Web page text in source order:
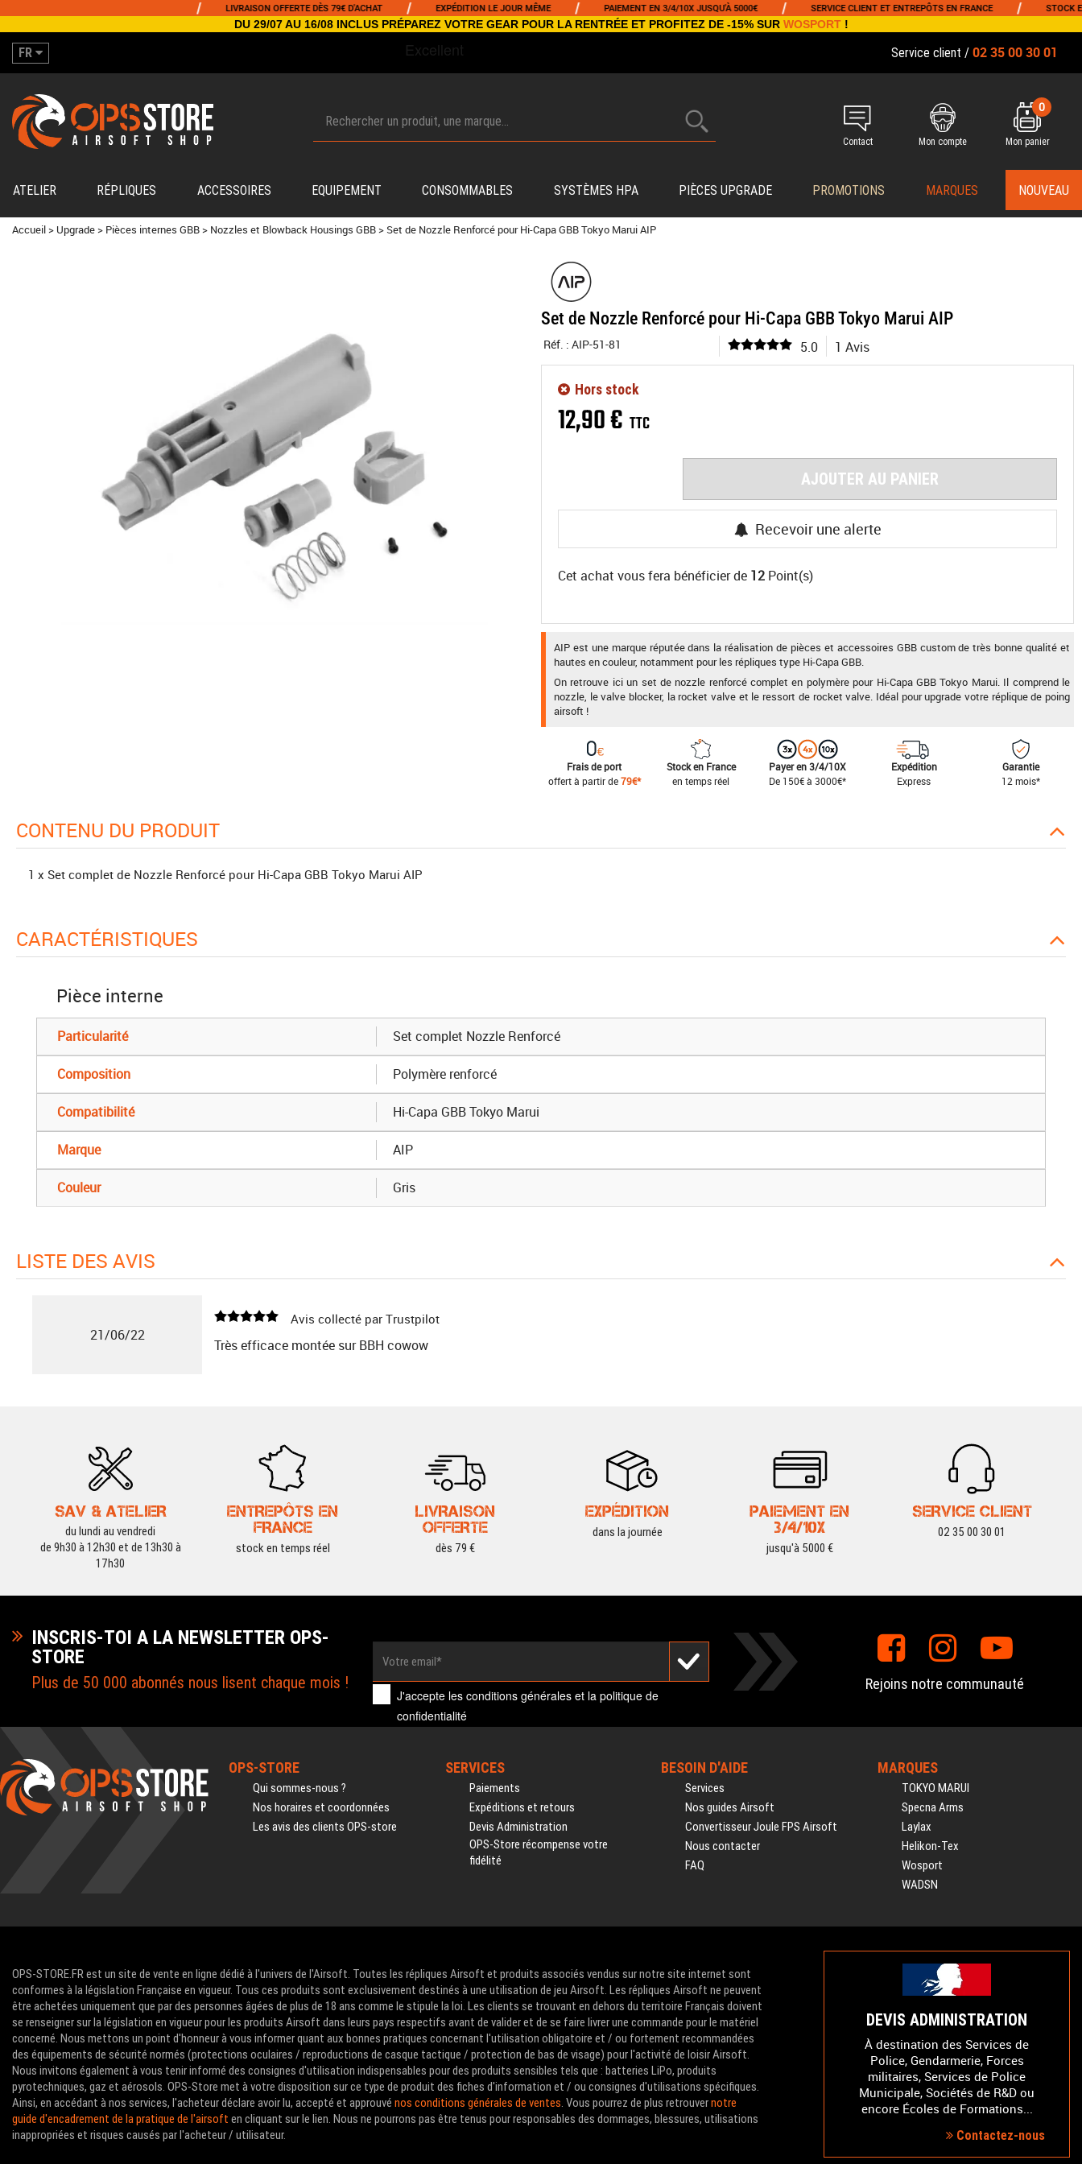
LIVRAISON OFFERTE DÈS 79€ D'ACHAT EXPÉDITION LE JOUR MÊME PAIEMENT EN 3/4/10X JUSQU'À 5000€ SERVICE CLIENT ET ENTREPÔTS EN FRANCE STOCK EN
DU 29/07 AU 16/08 INCLUS PRÉPAREZ VOTRE GEAR POUR LA RENTRÉE ET PROFITEZ DE -15% SUR WOSPORT!
FR Service client / 02 35 00 30 01
Contact Mon compte
0
Mon panier
ATELIER RÉPLIQUES ACCESSOIRES EQUIPEMENT CONSOMMABLES SYSTÈMES HPA PIÈCES UPGRADE PROMOTIONS MARQUES NOUVEAU
Accueil> Upgrade> Pièces internes GBB> Nozzles et Blowback Housings GBB> Set de Nozzle Renforcé pour Hi-Capa GBB Tokyo Marui AIP
Set de Nozzle Renforcé pour Hi-Capa GBB Tokyo Marui AIP
Réf. : AIP-51-81 5.0 1 Avis
12,90€ TTC
Hors stock
AJOUTER AU PANIER
Recevoir une alerte
Cet achat vous fera bénéficier de 12 Point(s)
AIP est une marque réputée dans la réalisation de pièces et accessoires GBB custom de très bonne qualité et
hautes en couleur, notamment pour les répliques type Hi-Capa GBB.
On retrouve ici un set de nozzle renforcé complet en polymère pour Hi-Capa GBB Tokyo Marui. Il comprend le
nozzle, le valve blocker, la rocket valve et le ressort de rocket valve. Idéal pour upgrade votre réplique de poing
airsoft !
Frais de port
offert à partir de79€*
Stock en France
en temps réel
Payer en 3/4/10X
De 150€ à 3000€*
Expédition
Express
Garantie
12 mois*
CONTENU DU PRODUIT
1 x Set complet de Nozzle Renforcé pour Hi-Capa GBB Tokyo Marui AIP
CARACTÉRISTIQUES
Pièce interne
Particularité Set complet Nozzle Renforcé
Composition Polymère renforcé
Compatibilité Hi-Capa GBB Tokyo Marui
Marque AIP
Couleur Gris
LISTE DES AVIS
21/06/22
Avis collecté par Trustpilot
Très efficace montée sur BBH cowow
SAV & ATELIER
du lundi au vendredi
de 9h30 à 12h30 et de 13h30 à
17h30
ENTREPÔTS EN
FRANCE
stock en temps réel
LIVRAISON
OFFERTE
dès 79 €
EXPÉDITION
dans la journée
PAIEMENT EN
3/4/10X
jusqu'à 5000 €
SERVICE CLIENT
02 35 00 30 01
INSCRIS-TOI A LA NEWSLETTER OPS-
STORE
Plus de 50 000 abonnés nous lisent chaque mois !
J'accepte lesconditions générales et lapolitique de
confidentialité
Rejoins notre communauté
OPS-STORE
Qui sommes-nous ?
Nos horaires et coordonnées
Les avis des clients OPS-store
SERVICES
Paiements
Expéditions et retours
Devis Administration
OPS-Store récompense votre
fidélité
BESOIN D'AIDE
Services
Nos guides Airsoft
Convertisseur Joule FPS Airsoft
Nous contacter
FAQ
MARQUES
TOKYO MARUI
Specna Arms
Laylax
Helikon-Tex
Wosport
WADSN
OPS-STORE.FR est un site de vente en ligne dédié à l'univers de l'Airsoft. Toutes les répliques Airsoft et produits associés vendus sur notre site internet sont
conformes à la législation Française en vigueur. Tous ces produits sont exclusivement destinés à une utilisation de jeu Airsoft. Les répliques Airsoft ne peuvent
être achetées uniquement que par des personnes âgées de plus de 18 ans comme le stipule la loi. Les clients se trouvant en dehors du territoire Français doivent
se renseigner sur la législation en vigueur pour les produits Airsoft dans leurs pays respectifs avant de valider et de se faire livrer une commande pour le matériel
concerné. Nous mettons un point d'honneur à vous informer quant aux bonnes pratiques concernant l'utilisation obligatoire et / ou fortement recommandées
des équipements de sécurité normés (protections oculaires / reproductions de casque tactique / protection de bas de visage) pour l'activité de loisir Airsoft.
Nous invitons également à vous tenir informé des consignes d'utilisation indispensables pour des produits sensibles tels que : batteries LiPo, produits
pyrotechniques, gaz et aérosols. OPS-Store met à votre disposition sur ce type de produit des fiches d'information et / ou consignes d'utilisations spécifiques.
Ainsi, en accédant à nos services, l'acheteur déclare avoir lu, accepté et approuvé nos conditions générales de ventes . Vous pourrez de plus retrouvernotre
guide d'encadrement de la pratique de l'airsoft en cliquant sur le lien. Nous ne pourrons pas être tenus pour responsables des dommages, blessures, utilisations
inappropriées et risques causés par l'acheteur / utilisateur.
DEVIS ADMINISTRATION
À destination des Services de
Police, Gendarmerie, Forces
militaires, Services de Police
Municipale, Sociétés de R&D ou
encore Écoles de Formations...
Contactez-nous